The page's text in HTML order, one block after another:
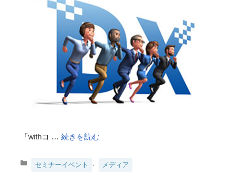
「withコ … 続きを読む
カセミナーイベント 、 メディア